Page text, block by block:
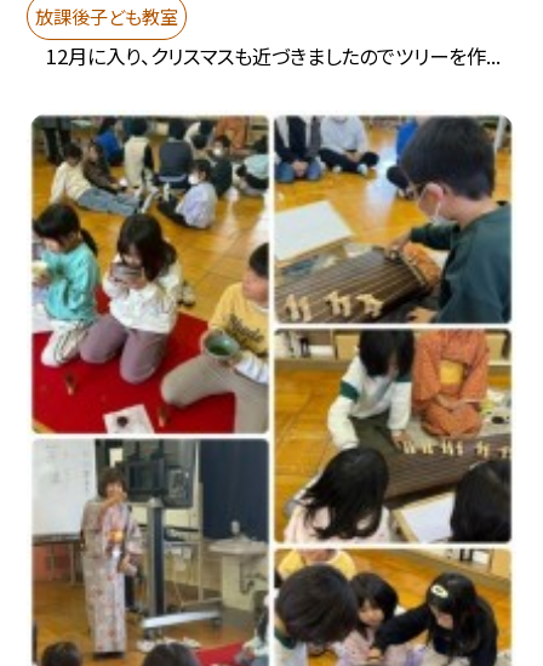
放課後子ども教室
12月に入り、クリスマスも近づきましたのでツリーを作...